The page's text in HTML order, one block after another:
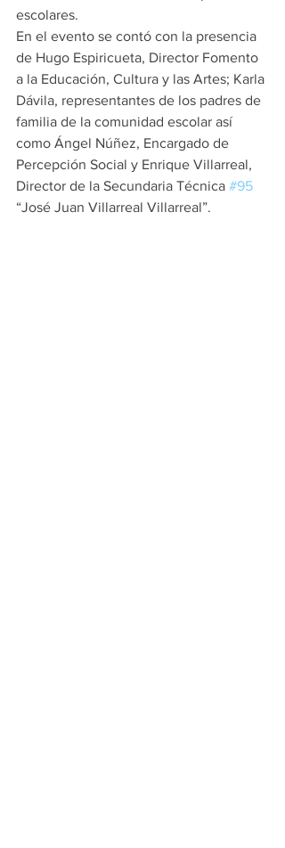
escolares.
En el evento se contó con la presencia
de Hugo Espiricueta, Director Fomento
a la Educación, Cultura y las Artes; Karla
Dávila, representantes de los padres de
familia de la comunidad escolar así
como Ángel Núñez, Encargado de
Percepción Social y Enrique Villarreal,
Director de la Secundaria Técnica #95
“José Juan Villarreal Villarreal”.